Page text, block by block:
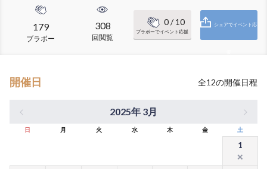
179
ブラボー
308
回閲覧
0/ 10
ブラボーでイベント応援
シェアでイベント応
開催日 全12の開催日程
2025年 3月
日 月 火 水 木 金 土
1